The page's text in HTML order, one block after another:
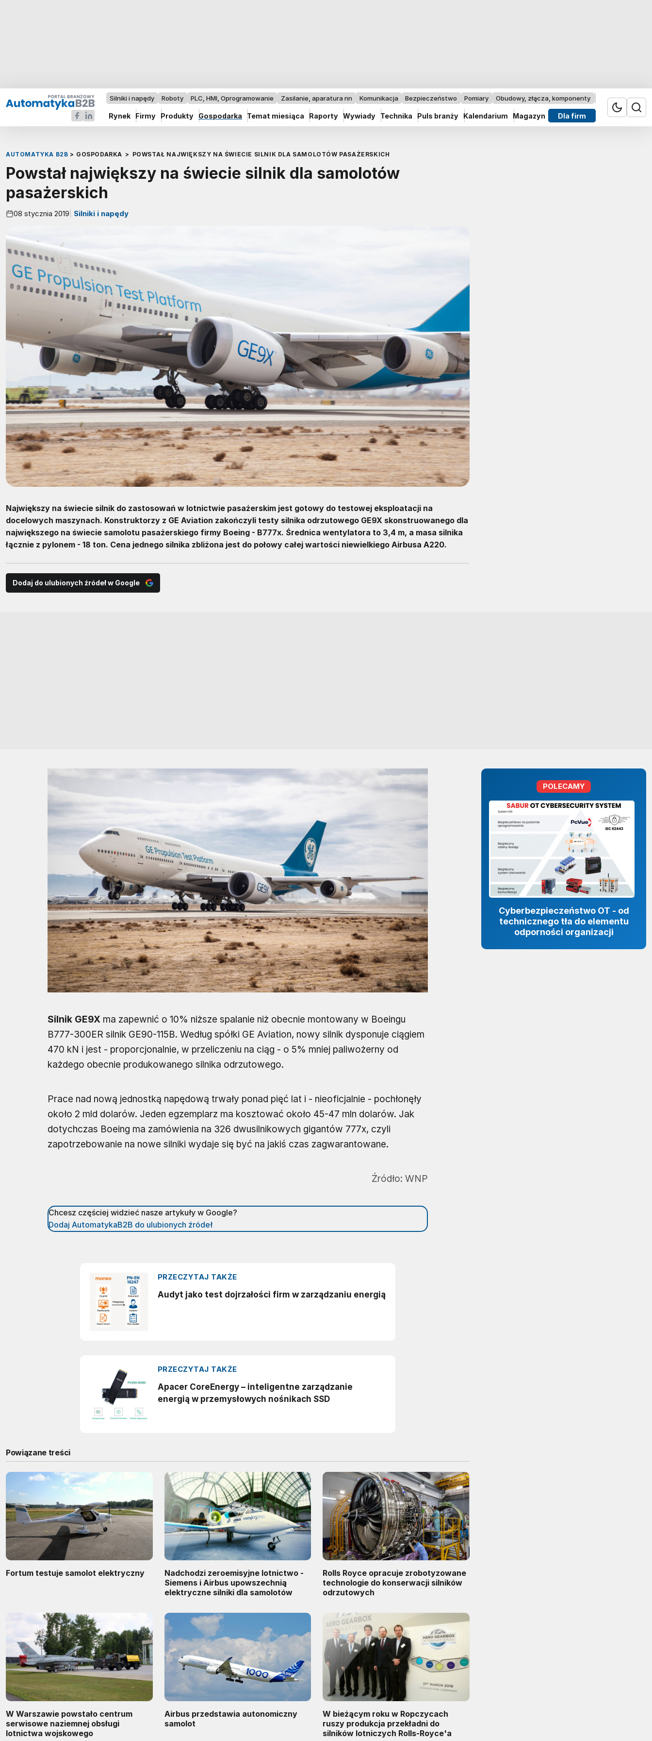
Silniki i napędy Roboty PLC, HMI, Oprogramowanie Zasilanie, aparatura nn Komunikacja Bezpieczeństwo Pomiary Obudowy, złącza, komponenty Przemysł 4.0
Rynek Firmy Produkty Gospodarka Temat miesiąca Raporty Wywiady Technika Puls branży Kalendarium Magazyn Dla firm
AUTOMATYKA B2B > GOSPODARKA > POWSTAŁ NAJWIĘKSZY NA ŚWIECIE SILNIK DLA SAMOLOTÓW PASAŻERSKICH
Powstał największy na świecie silnik dla samolotów
pasażerskich
08 stycznia 2019 Silniki i napędy
Największy na świecie silnik do zastosowań w lotnictwie pasażerskim jest gotowy do testowej eksploatacji na
docelowych maszynach. Konstruktorzy z GE Aviation zakończyli testy silnika odrzutowego GE9X skonstruowanego dla
największego na świecie samolotu pasażerskiego firmy Boeing - B777x. Średnica wentylatora to 3,4 m, a masa silnika
łącznie z pylonem - 18 ton. Cena jednego silnika zbliżona jest do połowy całej wartości niewielkiego Airbusa A220.
Dodaj do ulubionych źródeł w Google
Silnik GE9X ma zapewnić o 10% niższe spalanie niż obecnie montowany w Boeingu
B777-300ER silnik GE90-115B. Według spółki GE Aviation, nowy silnik dysponuje ciągiem
470 kN i jest - proporcjonalnie, w przeliczeniu na ciąg - o 5% mniej paliwożerny od
każdego obecnie produkowanego silnika odrzutowego.
Prace nad nową jednostką napędową trwały ponad pięć lat i - nieoficjalnie - pochłonęły
około 2 mld dolarów. Jeden egzemplarz ma kosztować około 45-47 mln dolarów. Jak
dotychczas Boeing ma zamówienia na 326 dwusilnikowych gigantów 777x, czyli
zapotrzebowanie na nowe silniki wydaje się być na jakiś czas zagwarantowane.
Źródło: WNP
Chcesz częściej widzieć nasze artykuły w Google?
Dodaj AutomatykaB2B do ulubionych źródeł
Powiązane treści
Fortum testuje samolot elektryczny
Nadchodzi zeroemisyjne lotnictwo -
Siemens i Airbus upowszechnią
elektryczne silniki dla samolotów
Rolls Royce opracuje zrobotyzowane
technologie do konserwacji silników
odrzutowych
W Warszawie powstało centrum
serwisowe naziemnej obsługi
lotnictwa wojskowego
Airbus przedstawia autonomiczny
samolot
W bieżącym roku w Ropczycach
ruszy produkcja przekładni do
silników lotniczych Rolls-Royce'a
POLECAMY
Cyberbezpieczeństwo OT - od
technicznego tła do elementu
odporności organizacji